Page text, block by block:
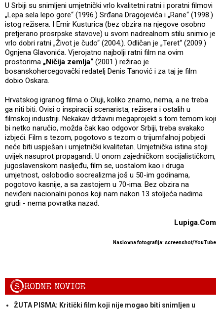
U Srbiji su snimljeni umjetnički vrlo kvalitetni ratni i poratni filmovi
„Lepa sela lepo gore“ (1996.) Srđana Dragojevića i „Rane“ (1998.)
istog režisera. I Emir Kusturica (bez obzira na njegove osobno
pretjerano prosrpske stavove) u svom nadrealnom stilu snimio je
vrlo dobri ratni „Život je čudo“ (2004.). Odličan je „Teret“ (2009.)
Ognjena Glavonića. Vjerojatno najbolji ratni film na ovim
prostorima „Ničija zemlja“ (2001.) režirao je
bosanskohercegovački redatelj Denis Tanović i za taj je film
dobio Oskara.
Hrvatskog igranog filma o Oluji, koliko znamo, nema, a ne treba
ga niti biti. Ovisi o inspiraciji scenarista, režisera i ostalih u
filmskoj industriji. Nekakav državni megaprojekt s tom temom koji
bi netko naručio, možda čak kao odgovor Srbiji, treba svakako
izbjeći. Film s tezom, pogotovo s tezom o trijumfalnoj pobjedi
neće biti uspješan i umjetnički kvalitetan. Umjetnička istina stoji
uvijek nasuprot propagandi. U onom zajedničkom socijalističkom,
jugoslavenskom nasljeđu, film se, uostalom kao i druga
umjetnost, oslobodio socrealizma još u 50-im godinama,
pogotovo kasnije, a sa zastojem u 70-ima. Bez obzira na
neviđeni nacionalni ponos koji nam nakon 13 stoljeća nadima
grudi - nema povratka nazad.
Lupiga.Com
Naslovna fotografija: screenshot/YouTube
SRODNE NOVICE
ŽUTA PISMA: Kritički film koji nije mogao biti snimljen u